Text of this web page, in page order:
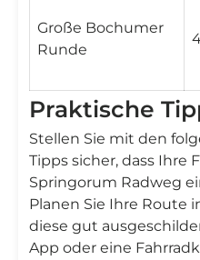
Große Bochumer
Runde
Praktische
Stellen Sie mit den
Tipps sicher, dass Ihre
Springorum Radweg
Planen Sie Ihre Route
diese gut
App oder eine